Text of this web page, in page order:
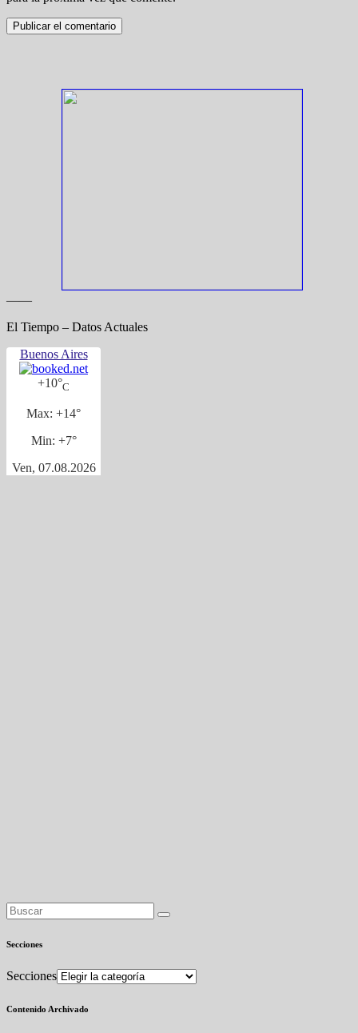
——
El Tiempo – Datos Actuales
Buenos Aires
+10°C
Max: +14°
Min: +7°
Ven, 07.08.2026
Secciones
Secciones
Contenido Archivado